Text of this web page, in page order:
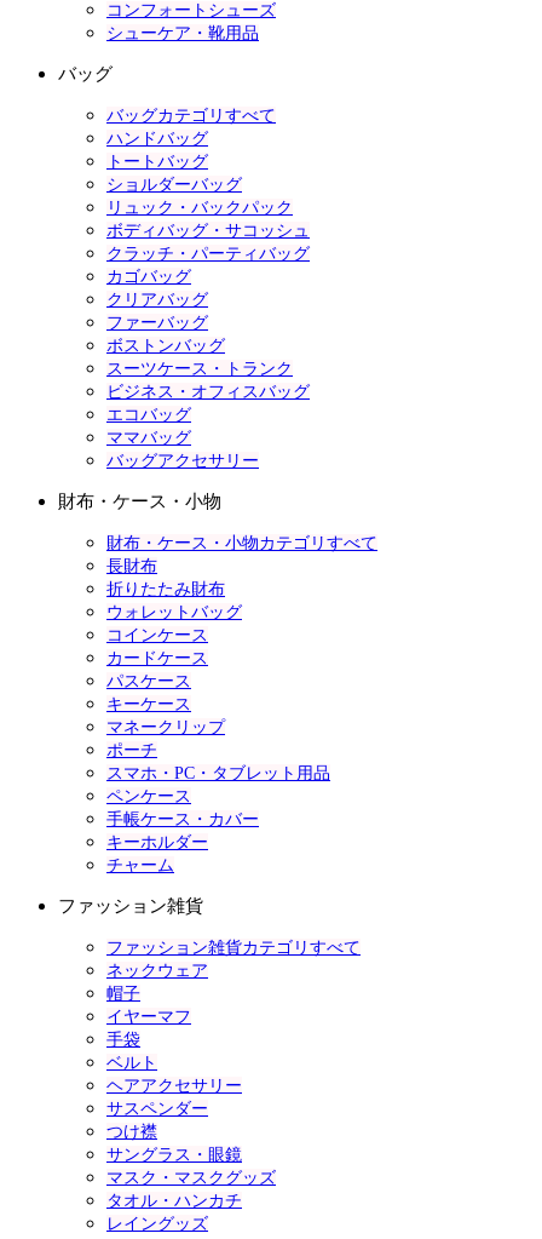
コンフォートシューズ
シューケア・靴用品
バッグ
バッグカテゴリすべて
ハンドバッグ
トートバッグ
ショルダーバッグ
リュック・バックパック
ボディバッグ・サコッシュ
クラッチ・パーティバッグ
カゴバッグ
クリアバッグ
ファーバッグ
ボストンバッグ
スーツケース・トランク
ビジネス・オフィスバッグ
エコバッグ
ママバッグ
バッグアクセサリー
財布・ケース・小物
財布・ケース・小物カテゴリすべて
長財布
折りたたみ財布
ウォレットバッグ
コインケース
カードケース
パスケース
キーケース
マネークリップ
ポーチ
スマホ・PC・タブレット用品
ペンケース
手帳ケース・カバー
キーホルダー
チャーム
ファッション雑貨
ファッション雑貨カテゴリすべて
ネックウェア
帽子
イヤーマフ
手袋
ベルト
ヘアアクセサリー
サスペンダー
つけ襟
サングラス・眼鏡
マスク・マスクグッズ
タオル・ハンカチ
レイングッズ